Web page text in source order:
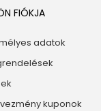
FIÓKJA
adatok
kuponok